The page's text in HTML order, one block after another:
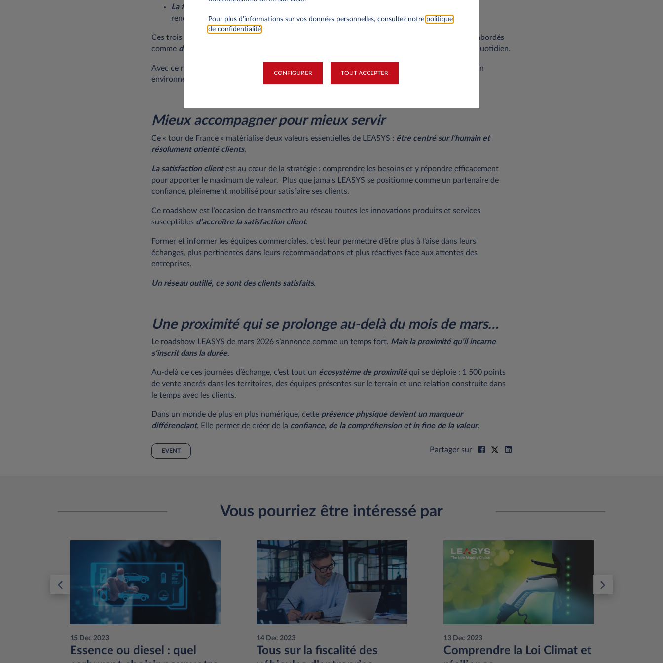
La fidélisation client
renouvellements.
Ces trois thèmes structurants seront traités par des
. Ils seront abordés
comme des leviers concrets pour renforcer l’efficacité commerciale et la qualité du conseil au quotidien.
Avec ce roadshow, LEASYS affirme
dans un
environnement fiscal et concurrentiel en constante évolution.
Mieux accompagner pour mieux servir
Ce « tour de France » matérialise deux valeurs essentielles de LEASYS : être centré sur l’humain et
résolument orienté clients.
La satisfaction clientest au cœur de la stratégie : comprendre les besoins et y répondre efficacement
pour apporter le maximum de valeur. Plus que jamais LEASYS se positionne comme un partenaire de
confiance, pleinement mobilisé pour satisfaire ses clients.
Ce roadshow est l’occasion de transmettre au réseau toutes les innovations produits et services
susceptibles d’accroître la satisfaction client.
Former et informer les équipes commerciales, c’est leur permettre d’être plus à l’aise dans leurs
échanges, plus pertinentes dans leurs recommandations et plus réactives face aux attentes des
entreprises.
Un réseau outillé, ce sont des clients satisfaits.
Une proximité qui se prolonge au-delà du mois de mars…
Le roadshow LEASYS de mars 2026 s’annonce comme un temps fort. Mais la proximité qu’il incarne
s’inscrit dans la durée.
Au-delà de ces journées d’échange, c’est tout un écosystème de proximitéqui se déploie : 1 500 points
de vente ancrés dans les territoires, des équipes présentes sur le terrain et une relation construite dans
le temps avec les clients.
Dans un monde de plus en plus numérique, cette présence physique devient un marqueur
différenciant. Elle permet de créer de la confiance, de la compréhension et in fine de la valeur.
EVENT Partager sur
Vous pourriez être intéressé par
15 Dec 2023
Essence ou diesel : quel
14 Dec 2023
Tous sur la fiscalité des
13 Dec 2023
Comprendre la Loi Climat et
Pour plus d’informations sur vos données personnelles, consultez notre politique
de confidentialité
CONFIGURER TOUT ACCEPTER